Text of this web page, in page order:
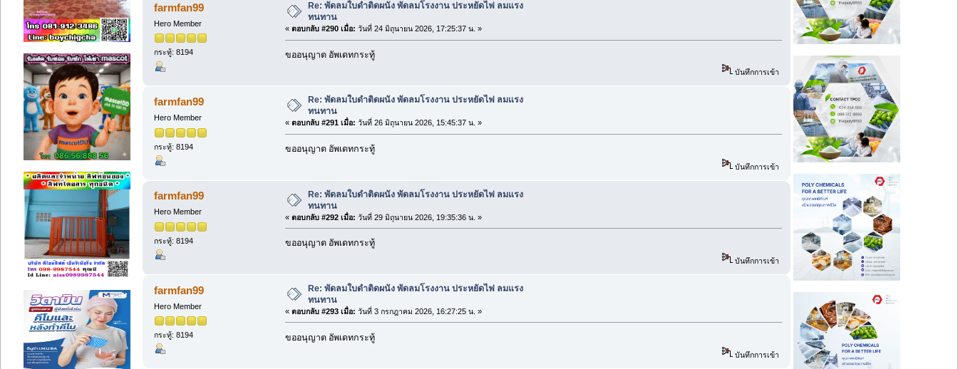
farmfan99
Hero Member
กระทู้: 8194
Re: พัดลมใบดำติดผนัง พัดลมโรงงาน ประหยัดไฟ ลมแรง
ทนทาน
« ตอบกลับ #290 เมื่อ: วันที่ 24 มิถุนายน 2026, 17:25:37 น. »
ขออนุญาต อัพเดทกระทู้
บันทึกการเข้า
farmfan99
Hero Member
กระทู้: 8194
Re: พัดลมใบดำติดผนัง พัดลมโรงงาน ประหยัดไฟ ลมแรง
ทนทาน
« ตอบกลับ #291 เมื่อ: วันที่ 26 มิถุนายน 2026, 15:45:37 น. »
ขออนุญาต อัพเดทกระทู้
บันทึกการเข้า
farmfan99
Hero Member
กระทู้: 8194
Re: พัดลมใบดำติดผนัง พัดลมโรงงาน ประหยัดไฟ ลมแรง
ทนทาน
« ตอบกลับ #292 เมื่อ: วันที่ 29 มิถุนายน 2026, 19:35:36 น. »
ขออนุญาต อัพเดทกระทู้
บันทึกการเข้า
farmfan99
Hero Member
กระทู้: 8194
Re: พัดลมใบดำติดผนัง พัดลมโรงงาน ประหยัดไฟ ลมแรง
ทนทาน
« ตอบกลับ #293 เมื่อ: วันที่ 3 กรกฎาคม 2026, 16:27:25 น. »
ขออนุญาต อัพเดทกระทู้
บันทึกการเข้า